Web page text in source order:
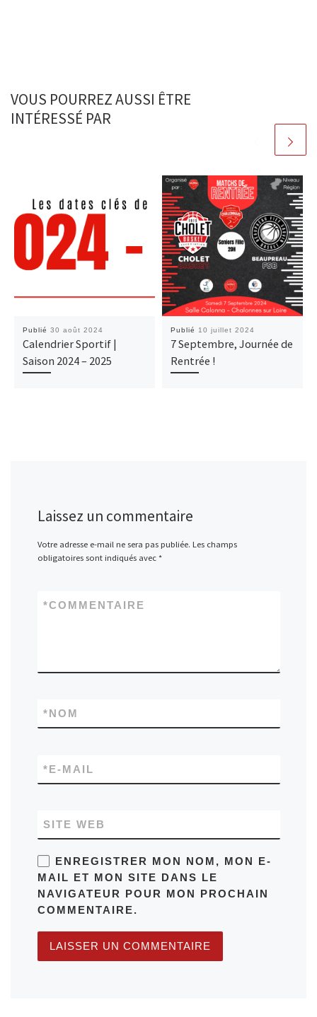
VOUS POURREZ AUSSI ÊTRE
INTÉRESSÉ PAR
Publié 30 août 2024
Calendrier Sportif |
Saison 2024 – 2025
Publié 10 juillet 2024
7 Septembre, Journée de
Rentrée !
Laissez un commentaire
Votre adresse e-mail ne sera pas publiée. Les champs
obligatoires sont indiqués avec *
COMMENTAIRE
*
NOM
*
E-MAIL
*
SITE WEB
ENREGISTRER MON NOM, MON E-
MAIL ET MON SITE DANS LE
NAVIGATEUR POUR MON PROCHAIN
COMMENTAIRE.